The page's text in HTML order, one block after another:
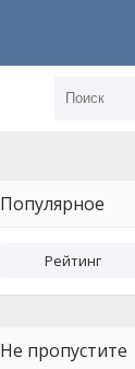
Популярное
Рейтинг
Не пропустите